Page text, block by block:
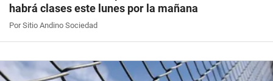
habrá clases este lunes por la mañana
Por Sitio Andino Sociedad